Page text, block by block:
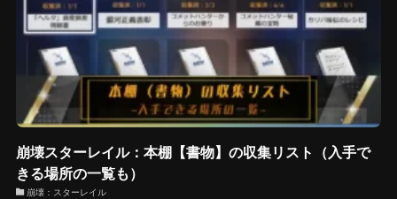
崩壊スターレイル：本棚【書物】の収集リスト（入手で
きる場所の一覧も）
崩壊：スターレイル